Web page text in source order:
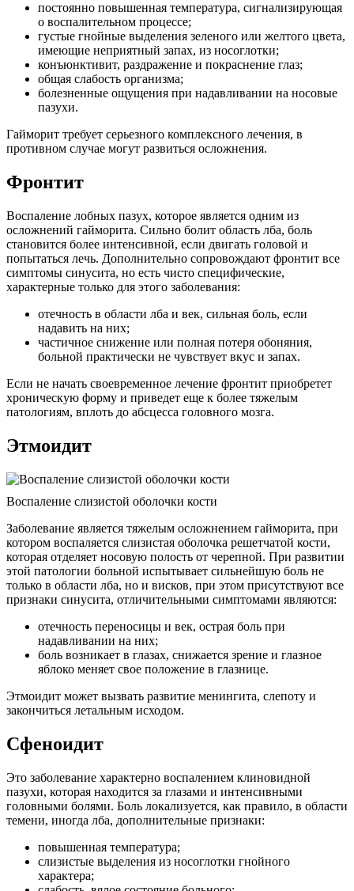
постоянно повышенная температура, сигнализирующая
о воспалительном процессе;
густые гнойные выделения зеленого или желтого цвета,
имеющие неприятный запах, из носоглотки;
конъюнктивит, раздражение и покраснение глаз;
общая слабость организма;
болезненные ощущения при надавливании на носовые
пазухи.
Гайморит требует серьезного комплексного лечения, в
противном случае могут развиться осложнения.
Фронтит
Воспаление лобных пазух, которое является одним из
осложнений гайморита. Сильно болит область лба, боль
становится более интенсивной, если двигать головой и
попытаться лечь. Дополнительно сопровождают фронтит все
симптомы синусита, но есть чисто специфические,
характерные только для этого заболевания:
отечность в области лба и век, сильная боль, если
надавить на них;
частичное снижение или полная потеря обоняния,
больной практически не чувствует вкус и запах.
Если не начать своевременное лечение фронтит приобретет
хроническую форму и приведет еще к более тяжелым
патологиям, вплоть до абсцесса головного мозга.
Этмоидит
Воспаление слизистой оболочки кости
Заболевание является тяжелым осложнением гайморита, при
котором воспаляется слизистая оболочка решетчатой кости,
которая отделяет носовую полость от черепной. При развитии
этой патологии больной испытывает сильнейшую боль не
только в области лба, но и висков, при этом присутствуют все
признаки синусита, отличительными симптомами являются:
отечность переносицы и век, острая боль при
надавливании на них;
боль возникает в глазах, снижается зрение и глазное
яблоко меняет свое положение в глазнице.
Этмоидит может вызвать развитие менингита, слепоту и
закончиться летальным исходом.
Сфеноидит
Это заболевание характерно воспалением клиновидной
пазухи, которая находится за глазами и интенсивными
головными болями. Боль локализуется, как правило, в области
темени, иногда лба, дополнительные признаки:
повышенная температура;
слизистые выделения из носоглотки гнойного
характера;